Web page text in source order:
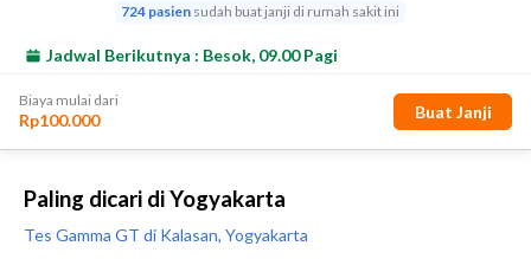
Paling dicari di Yogyakarta
Tes Gamma GT di Kalasan, Yogyakarta